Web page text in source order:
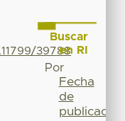
39788
Buscar
en RI
Por
Fecha
de
publicación